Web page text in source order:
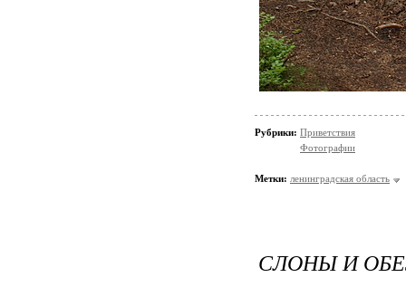
Рубрики: Приветствия
Фотографии
Метки: ленинградская область
СЛОНЫ И